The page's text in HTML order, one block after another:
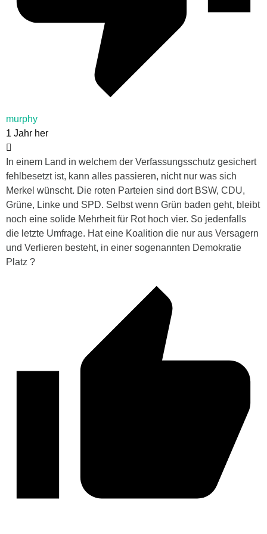
murphy
1 Jahr her
In einem Land in welchem der Verfassungsschutz gesichert
fehlbesetzt ist, kann alles passieren, nicht nur was sich
Merkel wünscht. Die roten Parteien sind dort BSW, CDU,
Grüne, Linke und SPD. Selbst wenn Grün baden geht, bleibt
noch eine solide Mehrheit für Rot hoch vier. So jedenfalls
die letzte Umfrage. Hat eine Koalition die nur aus Versagern
und Verlieren besteht, in einer sogenannten Demokratie
Platz ?